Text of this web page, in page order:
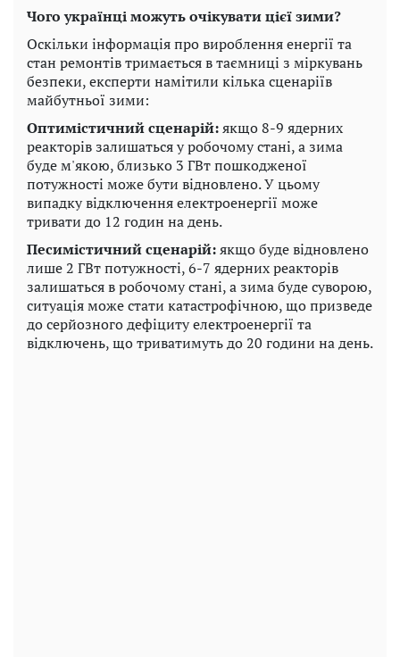
Чого українці можуть очікувати цієї зими?
Оскільки інформація про вироблення енергії та
стан ремонтів тримається в таємниці з міркувань
безпеки, експерти намітили кілька сценаріїв
майбутньої зими:
Оптимістичний сценарій:якщо 8-9 ядерних
реакторів залишаться у робочому стані, а зима
буде м'якою, близько 3 ГВт пошкодженої
потужності може бути відновлено. У цьому
випадку відключення електроенергії може
тривати до 12 годин на день.
Песимістичний сценарій:якщо буде відновлено
лише 2 ГВт потужності, 6-7 ядерних реакторів
залишаться в робочому стані, а зима буде суворою,
ситуація може стати катастрофічною, що призведе
до серйозного дефіциту електроенергії та
відключень, що триватимуть до 20 години на день.